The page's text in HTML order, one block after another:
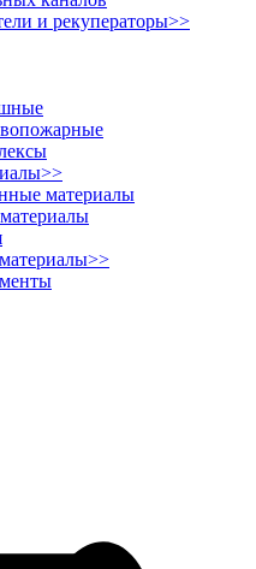
и рекуператоры>>
>>
материалы
>>